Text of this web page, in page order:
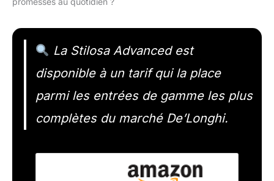
La Stilosa Advanced est
disponible à un tarif qui la place
parmi les entrées de gamme les plus
complètes du marché De’Longhi.